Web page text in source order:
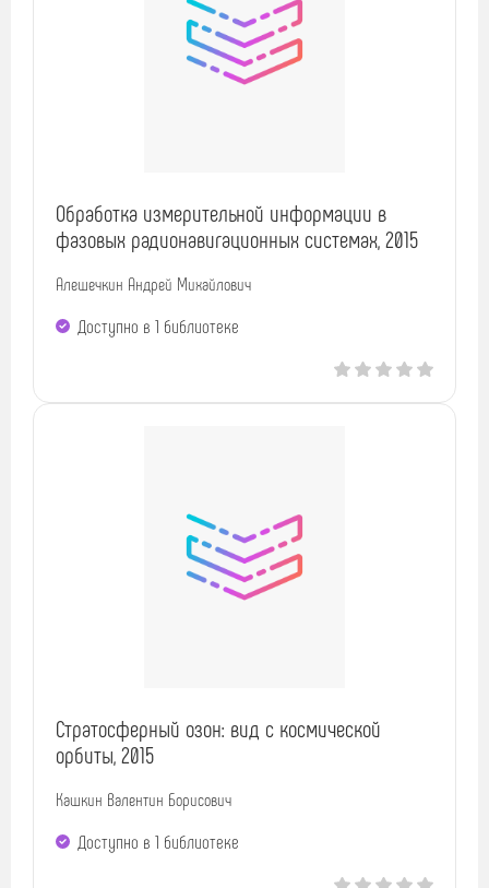
Обработка измерительной информации в
фазовых радионавигационных системах, 2015
Алешечкин Андрей Михайлович
Доступно в 1 библиотекe
Стратосферный озон: вид с космической
орбиты, 2015
Кашкин Валентин Борисович
Доступно в 1 библиотекe